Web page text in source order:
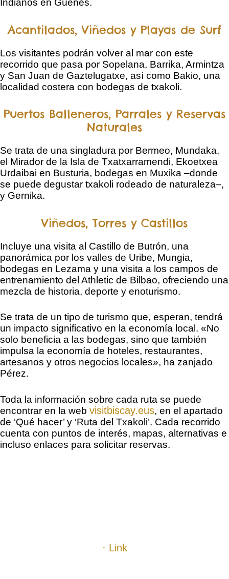
Indianos en Güeñes.
Acantilados, Viñedos y Playas de Surf
Los visitantes podrán volver al mar con este
recorrido que pasa por Sopelana, Barrika, Armintza
y San Juan de Gaztelugatxe, así como Bakio, una
localidad costera con bodegas de txakoli.
Puertos Balleneros, Parrales y Reservas
Naturales
Se trata de una singladura por Bermeo, Mundaka,
el Mirador de la Isla de Txatxarramendi, Ekoetxea
Urdaibai en Busturia, bodegas en Muxika –donde
se puede degustar txakoli rodeado de naturaleza–,
y Gernika.
Viñedos, Torres y Castillos
Incluye una visita al Castillo de Butrón, una
panorámica por los valles de Uribe, Mungia,
bodegas en Lezama y una visita a los campos de
entrenamiento del Athletic de Bilbao, ofreciendo una
mezcla de historia, deporte y enoturismo.
Se trata de un tipo de turismo que, esperan, tendrá
un impacto significativo en la economía local. «No
solo beneficia a las bodegas, sino que también
impulsa la economía de hoteles, restaurantes,
artesanos y otros negocios locales», ha zanjado
Pérez.
Toda la información sobre cada ruta se puede
encontrar en la web visitbiscay.eus, en el apartado
de ‘Qué hacer’ y ‘Ruta del Txakoli’. Cada recorrido
cuenta con puntos de interés, mapas, alternativas e
incluso enlaces para solicitar reservas.
· Link